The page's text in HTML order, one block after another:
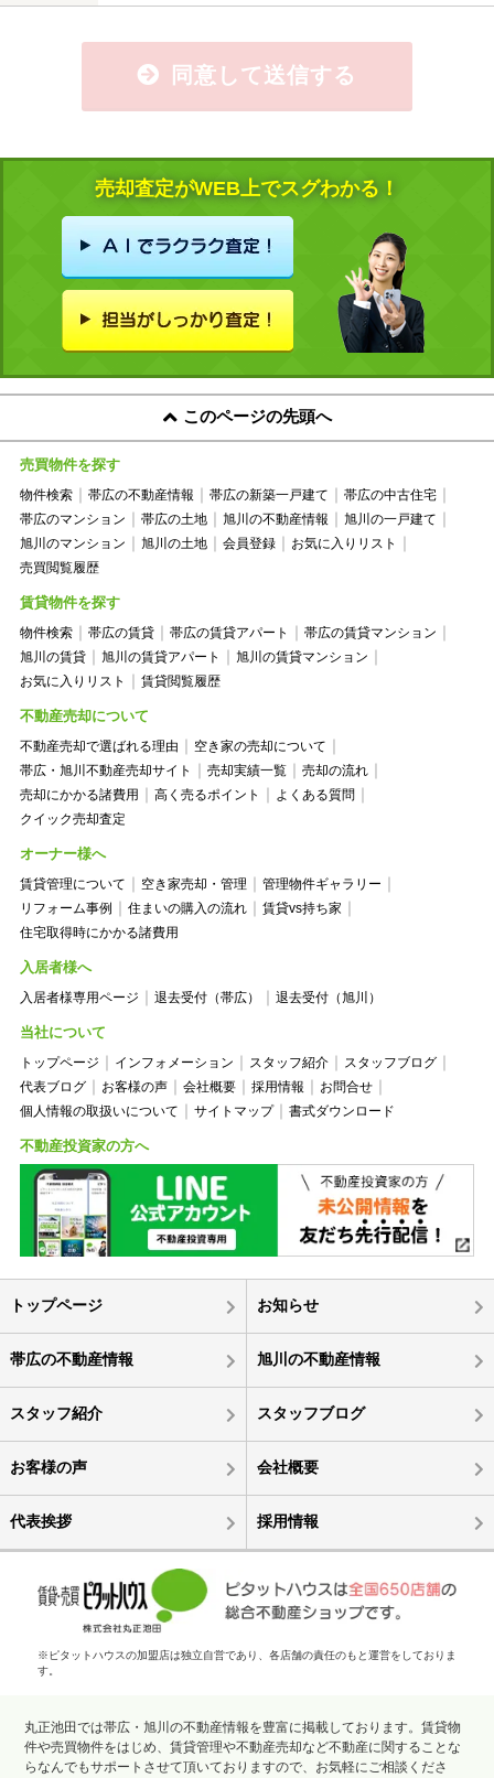
同意して送信する
売却査定がWEB上でスグわかる！
このページの先頭へ
売買物件を探す
物件検索 帯広の不動産情報 帯広の新築一戸建て
帯広の中古住宅
帯広のマンション
帯広の土地 旭川の不動産情報
旭川の一戸建て
旭川のマンション
旭川の土地 会員登録
お気に入りリスト
売買閲覧履歴
賃貸物件を探す
物件検索 帯広の賃貸 帯広の賃貸アパート
帯広の賃貸マンション
旭川の賃貸
旭川の賃貸アパート
旭川の賃貸マンション
お気に入りリスト
賃貸閲覧履歴
不動産売却について
不動産売却で選ばれる理由
空き家の売却について
帯広・旭川不動産売却サイト
売却実績一覧
売却の流れ
売却にかかる諸費用
高く売るポイント
よくある質問
クイック売却査定
オーナー様へ
賃貸管理について 空き家売却・管理
管理物件ギャラリー
リフォーム事例
住まいの購入の流れ
賃貸vs持ち家
住宅取得時にかかる諸費用
入居者様へ
入居者様専用ページ 退去受付（帯広） 退去受付（旭川）
当社について
トップページ インフォメーション スタッフ紹介
スタッフブログ
代表ブログ
お客様の声 会社概要 採用情報
お問合せ
個人情報の取扱いについて
サイトマップ 書式ダウンロード
不動産投資家の方へ
トップページ お知らせ
帯広の不動産情報 旭川の不動産情報
スタッフ紹介 スタッフブログ
お客様の声 会社概要
代表挨拶 採用情報
※ピタットハウスの加盟店は独立自営であり、各店舗の責任のもと運営をしておりま
す。
丸正池田では帯広・旭川の不動産情報を豊富に掲載しております。賃貸物
件や売買物件をはじめ、賃貸管理や不動産売却など不動産に関することな
らなんでもサポートさせて頂いておりますので、お気軽にご相談くださ